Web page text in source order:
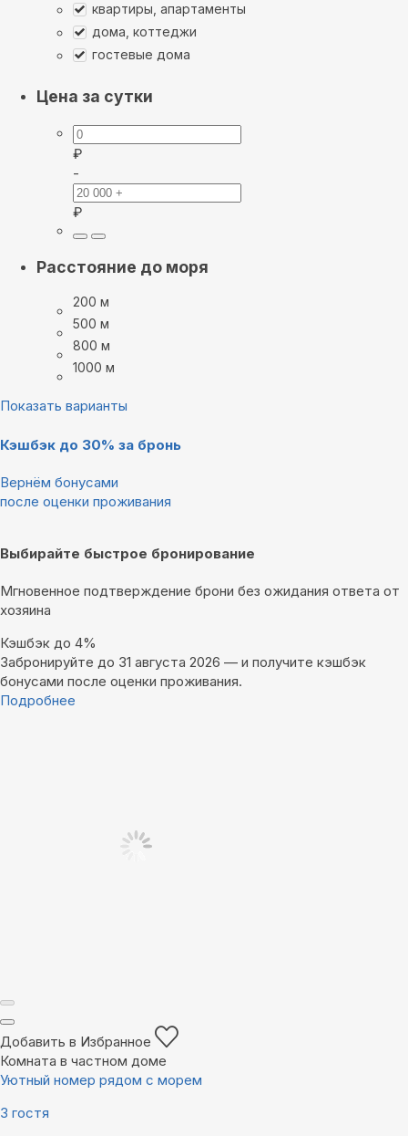
квартиры, апартаменты
дома, коттеджи
гостевые дома
Цена за сутки
₽
-
₽
Расстояние до моря
200 м
500 м
800 м
1000 м
Показать варианты
Кэшбэк до 30% за бронь
Вернём бонусами
после оценки проживания
Выбирайте быстрое бронирование
Мгновенное подтверждение брони без ожидания ответа от
хозяина
Кэшбэк до 4%
Забронируйте до 31 августа 2026 — и получите кэшбэк
бонусами после оценки проживания.
Подробнее
Добавить в Избранное
Комната в частном доме
Уютный номер рядом с морем
3 гостя